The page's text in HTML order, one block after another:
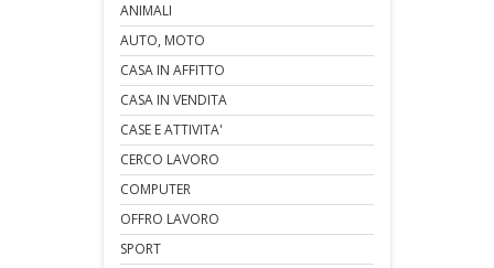
ANIMALI
AUTO, MOTO
CASA IN AFFITTO
CASA IN VENDITA
CASE E ATTIVITA'
CERCO LAVORO
COMPUTER
OFFRO LAVORO
SPORT